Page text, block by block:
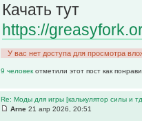
Качать тут
https://
У вас нет доступа для просмотра
9 человек отметили этот пост как
Re: Моды для игры [калькулятор силы и
Arne 21 апр 2026, 20:51